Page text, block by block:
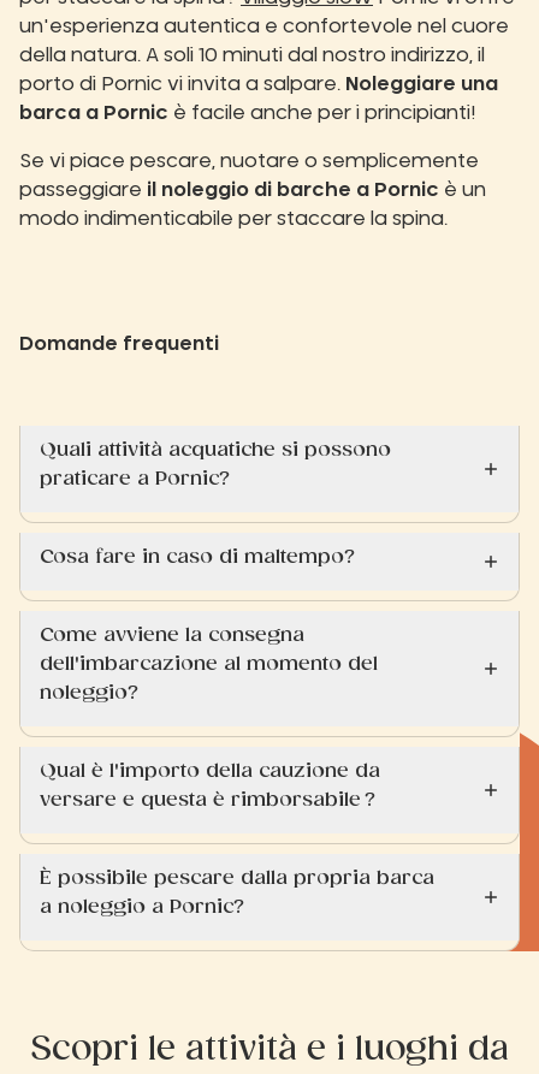
un'esperienza autentica e confortevole nel cuore
della natura. A soli 10 minuti dal nostro indirizzo, il
porto di Pornic vi invita a salpare. Noleggiare una
barca a Pornic è facile anche per i principianti!
Se vi piace pescare, nuotare o semplicemente
passeggiare il noleggio di barche a Pornic è un
modo indimenticabile per staccare la spina.
Domande frequenti
Quali attività acquatiche si possono
praticare a Pornic?
Cosa fare in caso di maltempo?
Come avviene la consegna
dell'imbarcazione al momento del
noleggio?
Qual è l'importo della cauzione da
versare e questa è rimborsabile ?
È possibile pescare dalla propria barca
a noleggio a Pornic?
Scopri le attività e i luoghi da